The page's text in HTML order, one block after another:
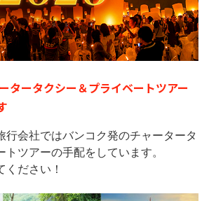
タータクシー＆プライベートツアー
行会社ではバンコク発のチャータータ
ツアーの手配をしています。
ください！